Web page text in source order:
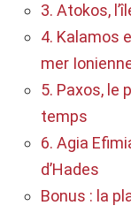
3. Atokos,
4. Kalamos
mer
5. Paxos, le
temps
6. Agia
d’Hades
Bonus : la